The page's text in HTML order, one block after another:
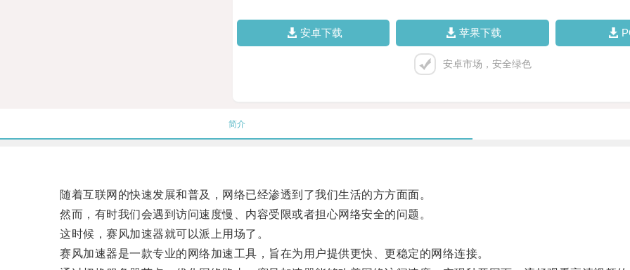
安卓下载 苹果下载
安卓市场，安全绿色
简介
随着互联网的快速发展和普及，网络已经渗透到了我们生活的方方面面。
然而，有时我们会遇到访问速度慢、内容受限或者担心网络安全的问题。
这时候，赛风加速器就可以派上用场了。
赛风加速器是一款专业的网络加速工具，旨在为用户提供更快、更稳定的网络连接。